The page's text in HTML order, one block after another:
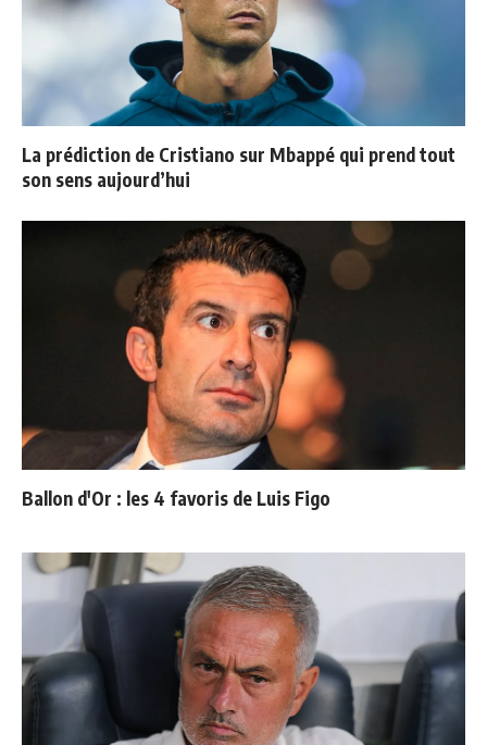
La prédiction de Cristiano sur Mbappé qui prend tout
son sens aujourd’hui
Ballon d'Or : les 4 favoris de Luis Figo